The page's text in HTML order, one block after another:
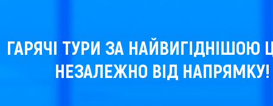
ГАРЯЧІ ТУРИ ЗА НАЙВИГІДНІШОЮ
НЕЗАЛЕЖНО ВІД НАПРЯМКУ!